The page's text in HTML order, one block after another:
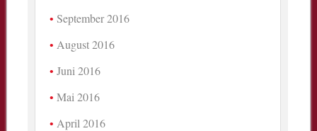
September 2016
August 2016
Juni 2016
Mai 2016
April 2016